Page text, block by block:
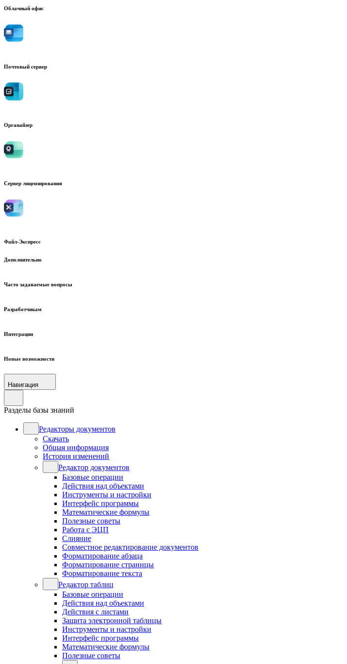
Облачный офис
Почтовый сервер
Органайзер
Сервер лицензирования
Файл-Экспресс
Дополнительно
Часто задаваемые вопросы
Разработчикам
Интеграции
Новые возможности
Навигация
Разделы базы знаний
Редакторы документов
Скачать
Общая информация
История изменений
Редактор документов
Базовые операции
Действия над объектами
Инструменты и настройки
Интерфейс программы
Математические формулы
Полезные советы
Работа с ЭЦП
Слияние
Совместное редактирование документов
Форматирование абзаца
Форматирование страницы
Форматирование текста
Редактор таблиц
Базовые операции
Действия над объектами
Действия с листами
Защита электронной таблицы
Инструменты и настройки
Интерфейс программы
Математические формулы
Полезные советы